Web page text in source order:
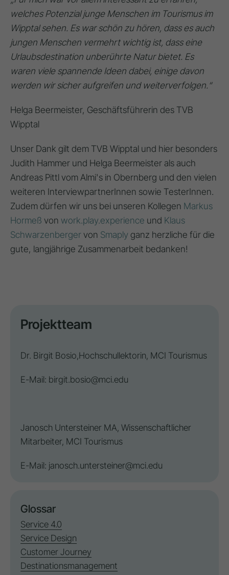
welches Potenzial junge Menschen im Tourismus im
Wipptal sehen. Es war schön zu hören, dass es auch
jungen Menschen vermehrt wichtig ist, dass eine
Urlaubsdestination unberührte Natur bietet. Es
waren viele spannende Ideen dabei, einige davon
werden wir sicher aufgreifen und weiterverfolgen.“
Helga Beermeister, Geschäftsführerin des TVB
Wipptal
Unser Dank gilt dem TVB Wipptal und hier besonders
Judith Hammer und Helga Beermeister als auch
Andreas Pittl vom Almi's in Obernberg und den vielen
weiteren InterviewpartnerInnen sowie TesterInnen.
Zudem dürfen wir uns bei unseren Kollegen Markus
Hormeß von work.play.experience und Klaus
Schwarzenberger von Smaply ganz herzliche für die
gute, langjährige Zusammenarbeit bedanken!
Projektteam
Dr. Birgit Bosio,Hochschullektorin, MCI Tourismus
E-Mail: birgit.bosio@mci.edu
Janosch Untersteiner MA, Wissenschaftlicher
Mitarbeiter, MCI Tourismus
E-Mail: janosch.untersteiner@mci.edu
Glossar
Service 4.0
Service Design
Customer Journey
Destinationsmanagement